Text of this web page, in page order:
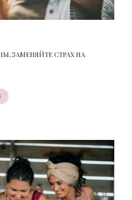
ЗАМЕНЯЙТЕ СТРАХ НА